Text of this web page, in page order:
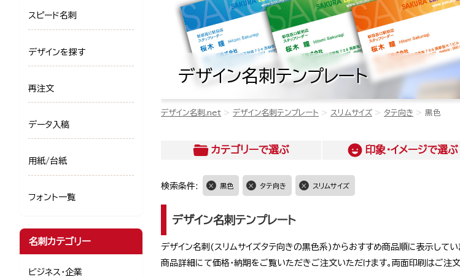
デザイン名刺テンプレート
デザイン名刺.net デザイン名刺テンプレート スリムサイズ タテ向き 黒色
カテゴリーで選ぶ 印象・イメージで選ぶ
検索条件: 黒色 タテ向き スリムサイズ
デザイン名刺テンプレート
デザイン名刺(スリムサイズタテ向きの黒色系)からおすすめ商品順に表示してい
商品詳細にて価格・納期をご覧いただきご注文いただけます。両面印刷はご注
スピード名刺
デザインを探す
再注文
データ入稿
用紙/台紙
フォント一覧
名刺カテゴリー
ビジネス・企業